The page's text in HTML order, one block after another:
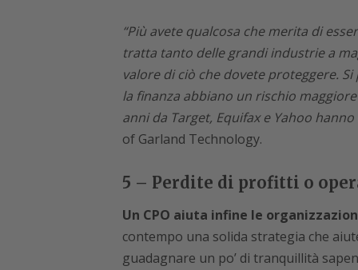
“Più avete qualcosa che merita di
tratta tanto delle grandi industrie a
valore di ciò che dovete proteggere.
la finanza abbiano un rischio
anni da Target, Equifax e Yahoo
of Garland Technology.
5 – Perdite di profitti o
Un CPO aiuta infine le
contempo una solida strategia che
guadagnare un po’ di tranquillità